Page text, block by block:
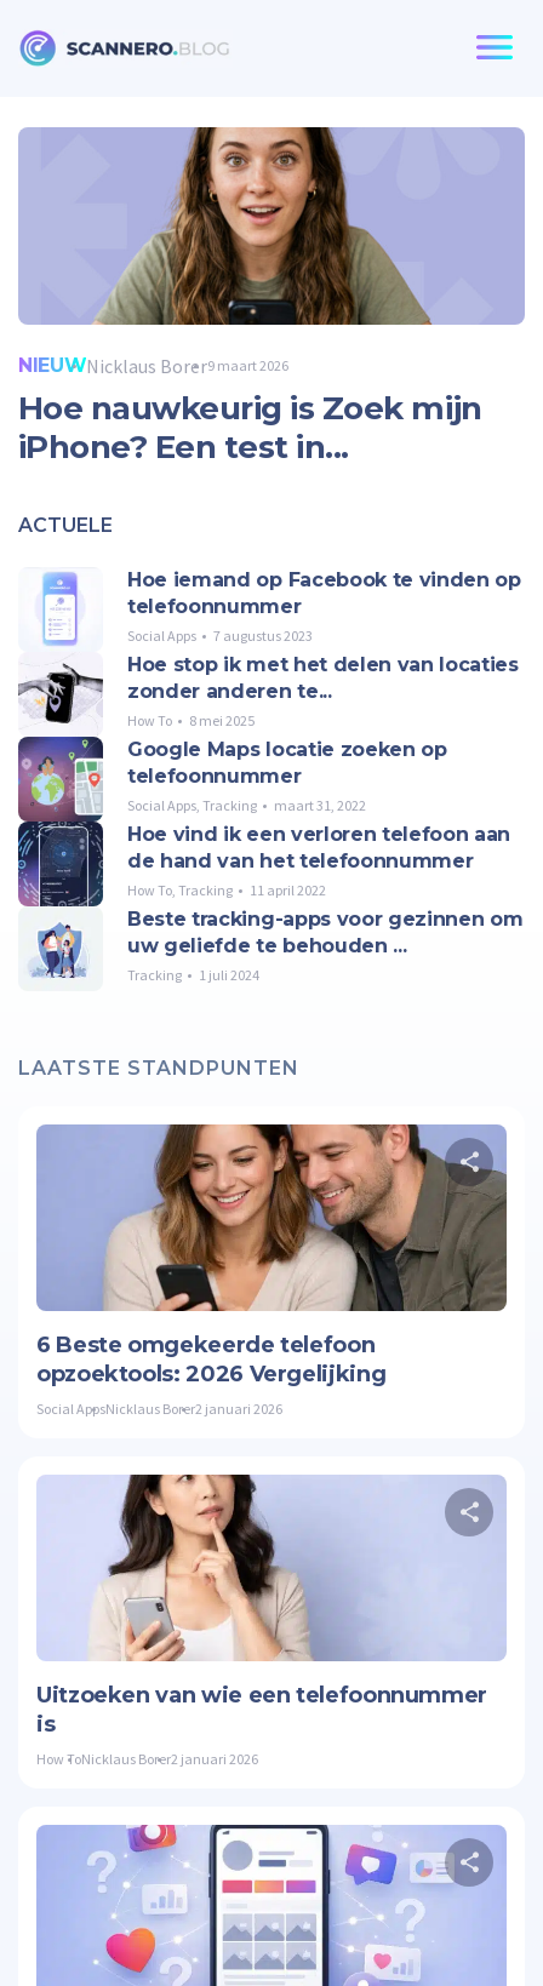
NIEUWNicklaus Borer9 maart 2026
Hoe nauwkeurig is Zoek mijn
iPhone? Een test in...
ACTUELE
Hoe iemand op Facebook te vinden op
telefoonnummer
Social Apps 7 augustus 2023
Hoe stop ik met het delen van locaties
zonder anderen te...
How To 8 mei 2025
Google Maps locatie zoeken op
telefoonnummer
Social Apps, Tracking maart 31, 2022
Hoe vind ik een verloren telefoon aan
de hand van het telefoonnummer
How To, Tracking 11 april 2022
Beste tracking-apps voor gezinnen om
uw geliefde te behouden ...
Tracking 1 juli 2024
LAATSTE STANDPUNTEN
6 Beste omgekeerde telefoon
opzoektools: 2026 Vergelijking
Social AppsNicklaus Borer2 januari 2026
Uitzoeken van wie een telefoonnummer
is
How ToNicklaus Borer2 januari 2026